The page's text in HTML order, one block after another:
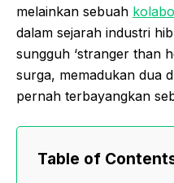
melainkan sebuah
dalam sejarah industri
sungguh ‘stranger than
surga, memadukan dua
pernah terbayangkan
Table of